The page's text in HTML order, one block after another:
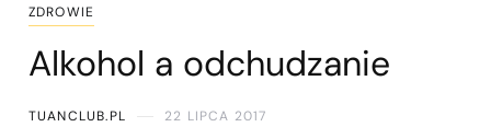
ZDROWIE
Alkohol a odchudzanie
TUANCLUB.PL 22 LIPCA 2017